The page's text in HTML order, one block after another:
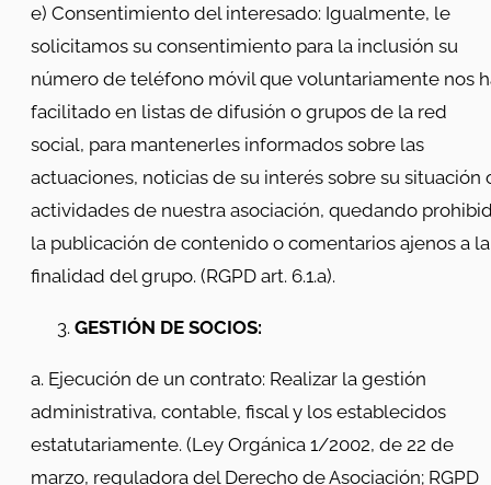
e) Consentimiento del interesado: Igualmente, le
solicitamos su consentimiento para la inclusión su
número de teléfono móvil que voluntariamente nos
facilitado en listas de difusión o grupos de la red
social, para mantenerles informados sobre las
actuaciones, noticias de su interés sobre su situación
actividades de nuestra asociación, quedando
la publicación de contenido o comentarios ajenos a la
finalidad del grupo. (RGPD art. 6.1.a).
GESTIÓN DE SOCIOS:
a. Ejecución de un contrato: Realizar la gestión
administrativa, contable, fiscal y los establecidos
estatutariamente. (Ley Orgánica 1/2002, de 22 de
marzo, reguladora del Derecho de Asociación; RGPD